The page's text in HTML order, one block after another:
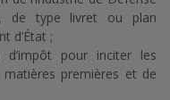
de type livret ou plan
d’État ;
pour inciter les
premières et de